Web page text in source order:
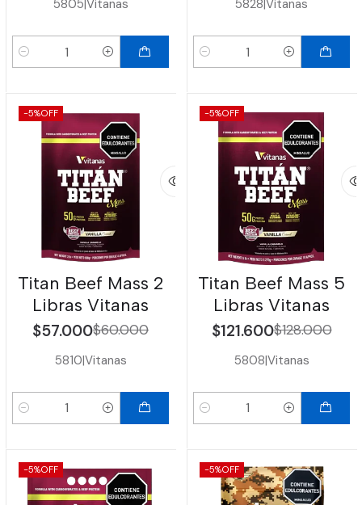
5805|Vitanas
Cantidad
5828|Vitanas
Cantidad
-5%OFF
Titan Beef Mass 2
Libras Vitanas
$57.000$60.000
5810|Vitanas
Cantidad
-5%OFF
Titan Beef Mass 5
Libras Vitanas
$121.600$128.000
5808|Vitanas
Cantidad
-5%OFF -5%OFF